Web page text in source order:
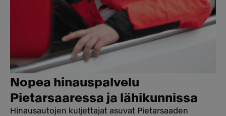
Nopea hinauspalvelu
Pietarsaaressa ja lähikunnissa
Hinausautojen kuljettajat asuvat Pietarsaaden